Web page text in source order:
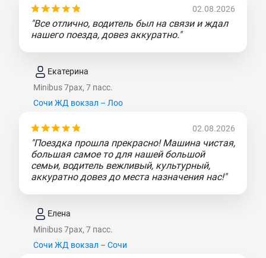
02.08.2026
"Все отлично, водитель был на связи и ждал
нашего поезда, довез аккуратно."
Екатерина
Minibus 7pax, 7 пасс.
Сочи ЖД вокзал – Лоо
02.08.2026
"Поездка прошла прекрасно! Машина чистая,
большая самое то для нашей большой
семьи, водитель вежливый, культурный,
аккуратно довез до места назначения нас!"
Елена
Minibus 7pax, 7 пасс.
Сочи ЖД вокзал – Сочи